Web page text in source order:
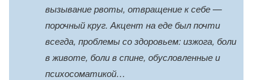
вызывание рвоты, отвращение к себе —
порочный круг. Акцент на еде был почти
всегда, проблемы со здоровьем: изжога, боли
в животе, боли в спине, обусловленные и
психосоматикой…